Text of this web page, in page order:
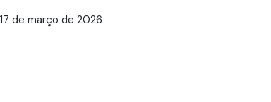
17 de março de 2026